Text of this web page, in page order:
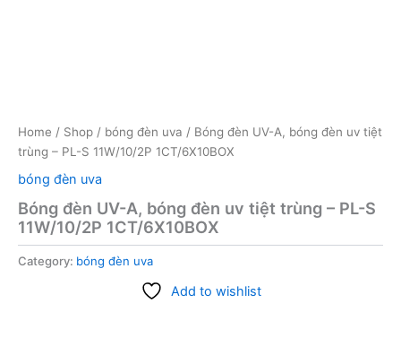
Home / Shop / bóng đèn uva / Bóng đèn UV-A, bóng đèn uv tiệt
trùng – PL-S 11W/10/2P 1CT/6X10BOX
bóng đèn uva
Bóng đèn UV-A, bóng đèn uv tiệt trùng – PL-S
11W/10/2P 1CT/6X10BOX
Category: bóng đèn uva
Add to wishlist